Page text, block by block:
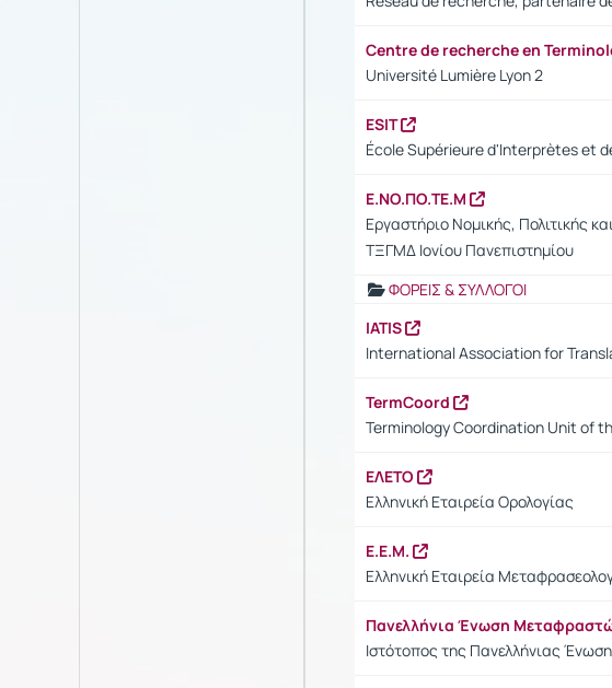
Centre de recherche en
Université Lumière Lyon 2
ESIT
École Supérieure d'Interprètes et
Ε.ΝΟ.ΠΟ.ΤΕ.Μ
Εργαστήριο Νομικής, Πολιτικής
ΤΞΓΜΔ Ιονίου Πανεπιστημίου
ΦΟΡΕΙΣ & ΣΥΛΛΟΓΟΙ
IATIS
International Association for
TermCoord
Terminology Coordination Unit of
ΕΛΕΤΟ
Ελληνική Εταιρεία Ορολογίας
Ε.Ε.Μ.
Ελληνική Εταιρεία
Πανελλήνια Ένωση
Ιστότοπος της Πανελλήνιας